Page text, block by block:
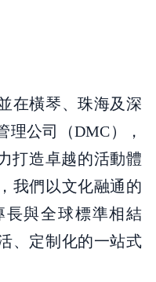
在橫琴、珠海及深
理公司（DMC），
打造卓越的活動體
我們以文化融通的
與全球標準相結
、定制化的一站式